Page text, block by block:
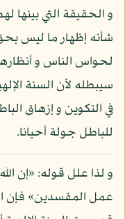
و الحقيقة التي بينها
شأنه إظهار ما ليس
لحواس الناس و
سيبطله لأن السنة
في التكوين و إزهاق
للباطل جولة أحيانا.
و لذا علل قوله: «إن
عمل المفسدين» فإن